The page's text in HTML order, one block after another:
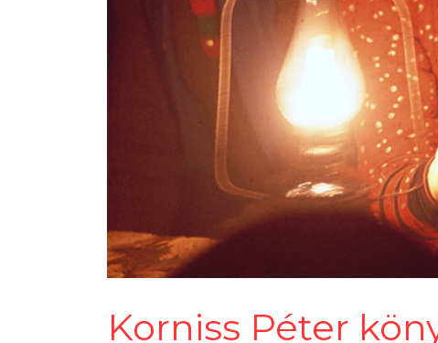
Korniss Péter